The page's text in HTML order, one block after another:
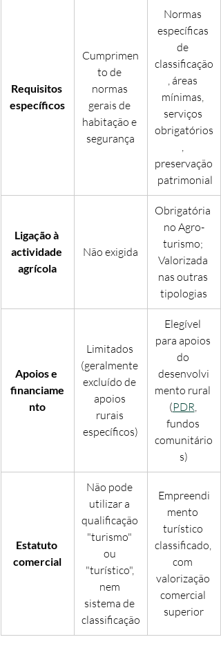
Requisitos
específicos
Cumprimen
to de
normas
gerais de
habitação e
segurança
Normas
específicas
de
classificação
, áreas
mínimas,
serviços
obrigatórios
,
preservação
patrimonial
Ligação à
actividade
agrícola
Não exigida
Obrigatória
no Agro-
turismo;
Valorizada
nas outras
tipologias
Apoios e
financiame
nto
Limitados
(geralmente
excluído de
apoios
rurais
específicos)
Elegível
para apoios
do
desenvolvi
mento rural
(PDR,
fundos
comunitário
s)
Estatuto
comercial
Não pode
utilizar a
qualificação
"turismo"
ou
"turístico",
nem
sistema de
classificação
Empreendi
mento
turístico
classificado,
com
valorização
comercial
superior